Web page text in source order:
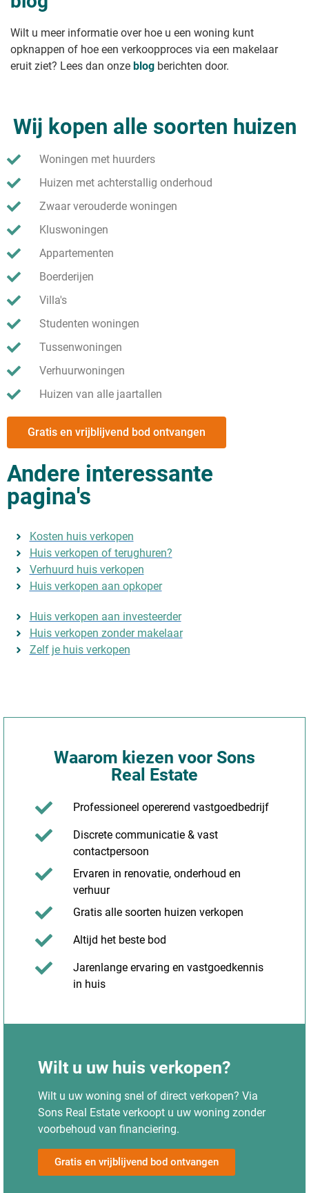
Wilt u meer informatie over hoe u een woning kunt
opknappen of hoe een verkoopproces via een makelaar
eruit ziet? Lees dan onze blog berichten door.
Wij kopen alle soorten huizen
Woningen met huurders
Huizen met achterstallig onderhoud
Zwaar verouderde woningen
Kluswoningen
Appartementen
Boerderijen
Villa's
Studenten woningen
Tussenwoningen
Verhuurwoningen
Huizen van alle jaartallen
Gratis en vrijblijvend bod ontvangen
Andere interessante
pagina's
Kosten huis verkopen
Huis verkopen of terughuren?
Verhuurd huis verkopen
Huis verkopen aan opkoper
Huis verkopen aan investeerder
Huis verkopen zonder makelaar
Zelf je huis verkopen
Waarom kiezen voor Sons
Real Estate
Professioneel opererend vastgoedbedrijf
Discrete communicatie & vast
contactpersoon
Ervaren in renovatie, onderhoud en
verhuur
Gratis alle soorten huizen verkopen
Altijd het beste bod
Jarenlange ervaring en vastgoedkennis
in huis
Wilt u uw huis verkopen?
Wilt u uw woning snel of direct verkopen? Via
Sons Real Estate verkoopt u uw woning zonder
voorbehoud van financiering.
Gratis en vrijblijvend bod ontvangen